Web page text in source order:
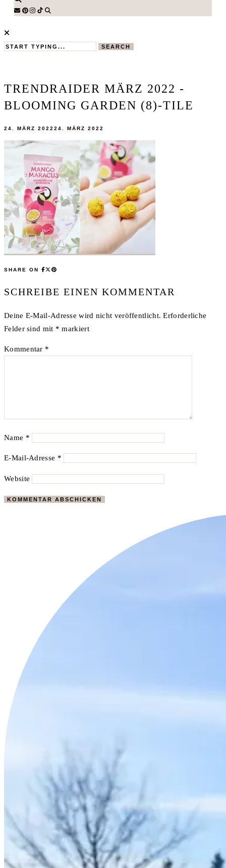
SEARCH
TRENDRAIDER MÄRZ 2022 -
BLOOMING GARDEN (8)-TILE
24. MÄRZ 2022 24. MÄRZ 2022
SHARE ON
SCHREIBE EINEN KOMMENTAR
Deine E-Mail-Adresse wird nicht veröffentlicht. Erforderliche
Felder sind mit * markiert
Kommentar *
Name *
E-Mail-Adresse *
Website